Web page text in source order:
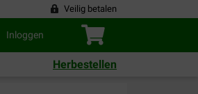
Veilig betalen
Inloggen
Herbestellen